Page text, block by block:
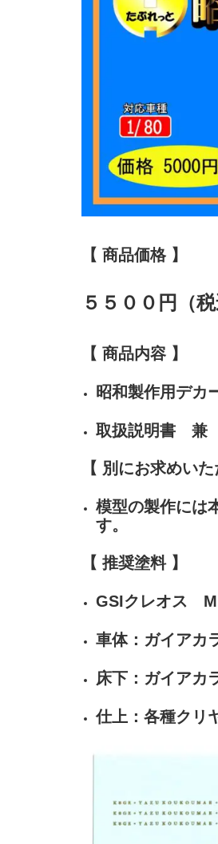
【 商品価格 】
５５００円（税
【 商品内容 】
昭和製作用デカ
取扱説明書 兼
【 別にお求めいた
模型の製作には
す。
【 推奨塗料 】
GSIクレオス
車体：ガイアカ
床下：ガイア
仕上：各種クリ